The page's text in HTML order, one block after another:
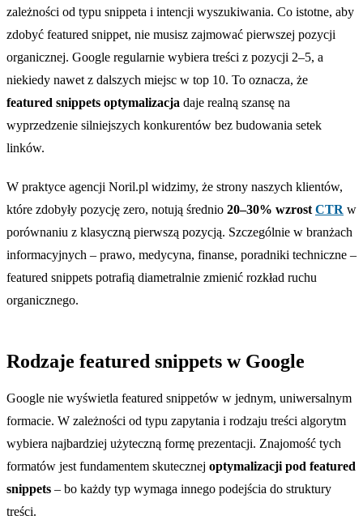
zależności od typu snippeta i intencji wyszukiwania. Co istotne, aby
zdobyć featured snippet, nie musisz zajmować pierwszej pozycji
organicznej. Google regularnie wybiera treści z pozycji 2–5, a
niekiedy nawet z dalszych miejsc w top 10. To oznacza, że
featured snippets optymalizacja daje realną szansę na
wyprzedzenie silniejszych konkurentów bez budowania setek
linków.
W praktyce agencji Noril.pl widzimy, że strony naszych klientów,
które zdobyły pozycję zero, notują średnio 20–30% wzrost CTR w
porównaniu z klasyczną pierwszą pozycją. Szczególnie w branżach
informacyjnych – prawo, medycyna, finanse, poradniki techniczne –
featured snippets potrafią diametralnie zmienić rozkład ruchu
organicznego.
Rodzaje featured snippets w Google
Google nie wyświetla featured snippetów w jednym, uniwersalnym
formacie. W zależności od typu zapytania i rodzaju treści algorytm
wybiera najbardziej użyteczną formę prezentacji. Znajomość tych
formatów jest fundamentem skutecznej optymalizacji pod featured
snippets – bo każdy typ wymaga innego podejścia do struktury
treści.